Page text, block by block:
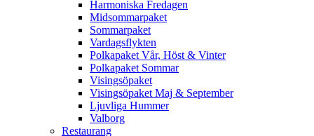
Harmoniska Fredagen
Midsommarpaket
Sommarpaket
Vardagsflykten
Polkapaket Vår, Höst & Vinter
Polkapaket Sommar
Visingsöpaket
Visingsöpaket Maj & September
Ljuvliga Hummer
Valborg
Restaurang